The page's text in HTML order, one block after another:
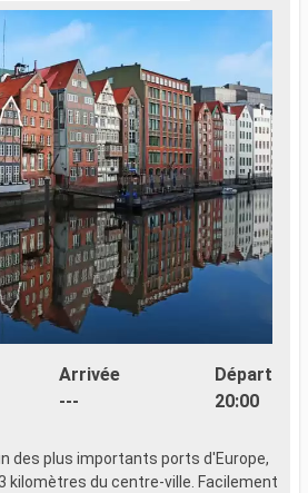
Arrivée
---
Départ
20:00
des plus importants ports d'Europe,
kilomètres du centre-ville. Facilement